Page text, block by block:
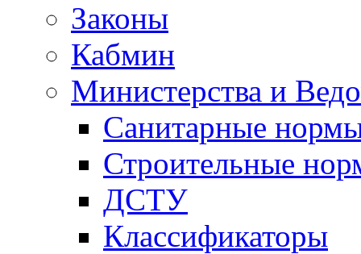
Законы
Кабмин
Министерства и
Санитарные
Строительные
ДСТУ
Классификаторы